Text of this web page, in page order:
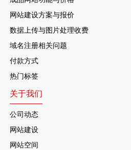
网站建设方案与报价
数据上传与图片处理收费
域名注册相关问题
付款方式
热门标签
关于我们
公司动态
网站建设
网站空间